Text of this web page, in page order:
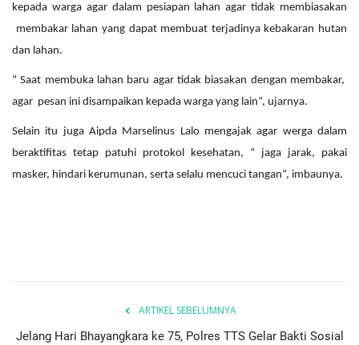
kepada warga agar dalam pesiapan lahan agar tidak membiasakan
membakar lahan yang dapat membuat terjadinya kebakaran hutan
dan lahan.
“ Saat membuka lahan baru agar tidak biasakan dengan membakar,
agar pesan ini disampaikan kepada warga yang lain”, ujarnya.
Selain itu juga Aipda Marselinus Lalo mengajak agar werga dalam
beraktifitas tetap patuhi protokol kesehatan, “ jaga jarak, pakai
masker, hindari kerumunan, serta selalu mencuci tangan”, imbaunya.
ARTIKEL SEBELUMNYA
Jelang Hari Bhayangkara ke 75, Polres TTS Gelar Bakti Sosial